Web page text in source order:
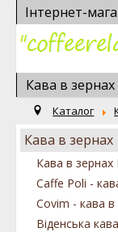
Інтернет-
Кава в зернах
Каталог
Кава в зернах
Кава в
Caffe Poli -
Covim - кава в
Віденська